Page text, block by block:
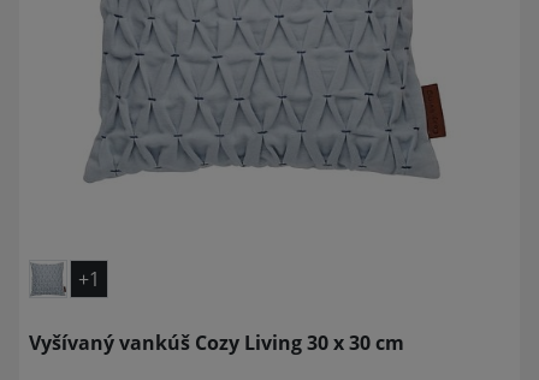
+1
Vyšívaný vankúš Cozy Living 30 x 30 cm